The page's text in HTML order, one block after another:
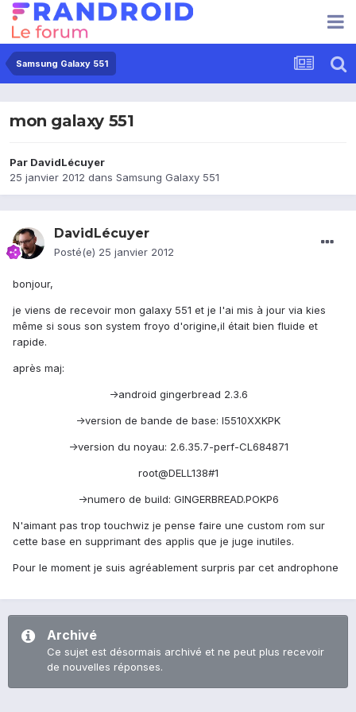
Samsung Galaxy 551
mon galaxy 551
Par DavidLécuyer
25 janvier 2012 dans Samsung Galaxy 551
DavidLécuyer
Posté(e) 25 janvier 2012
bonjour,
je viens de recevoir mon galaxy 551 et je l'ai mis à jour via kies
même si sous son system froyo d'origine,il était bien fluide et
rapide.
après maj:
->android gingerbread 2.3.6
->version de bande de base: I5510XXKPK
->version du noyau: 2.6.35.7-perf-CL684871
root@DELL138#1
->numero de build: GINGERBREAD.POKP6
N'aimant pas trop touchwiz je pense faire une custom rom sur
cette base en supprimant des applis que je juge inutiles.
Pour le moment je suis agréablement surpris par cet androphone
Archivé
Ce sujet est désormais archivé et ne peut plus recevoir
de nouvelles réponses.